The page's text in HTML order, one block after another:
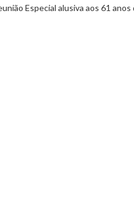
Especial alusiva aos 61